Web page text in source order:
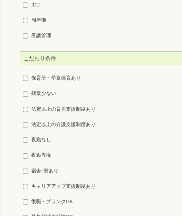
ICU
周産期
看護管理
こだわり条件
保育所・学童保育あり
残業少ない
法定以上の育児支援制度あり
法定以上の介護支援制度あり
夜勤なし
夜勤専従
宿舎･寮あり
キャリアアップ支援制度あり
復職・ブランクOK